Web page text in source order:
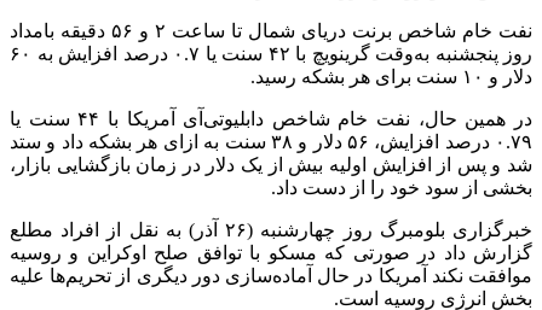
نفت خام شاخص برنت
دریای شمال تا ساعت ۲ و ۵۶ دقیقه بامداد
روز پنجشنبه به‌وقت گرینویچ با ۴۲ سنت یا ۰.۷ درصد افزایش به ۶۰
دلار و ۱۰ سنت برای هر بشکه رسید.
در همین حال، نفت خام شاخص دابلیوتی‌آی
آمریکا با ۴۴ سنت یا
۰.۷۹ درصد افزایش، ۵۶ دلار و ۳۸ سنت به ازای هر بشکه داد و ستد
شد و پس از افزایش اولیه بیش از یک دلار در زمان بازگشایی بازار،
بخشی از سود خود را از دست داد.
خبرگزاری بلومبرگ روز چهارشنبه (۲۶ آذر) به نقل از افراد مطلع
گزارش داد در صورتی که مسکو با توافق صلح اوکراین و روسیه
موافقت نکند آمریکا در حال آماده‌سازی دور دیگری از تحریم‌ها علیه
بخش انرژی روسیه است.